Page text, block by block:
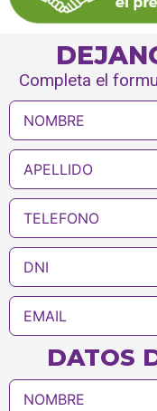
Completa el
DATOS